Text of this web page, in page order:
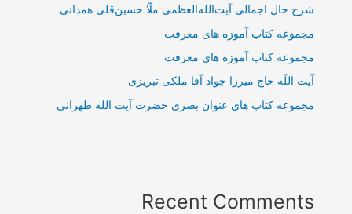
شرح حال اجمالی آیت‌الله‌العظمی ملّا حسین‌قلی همدانی
مجموعه کتاب آموزه های معرفت
مجموعه کتاب آموزه های معرفت
آیت اللَه حاج میرزا جواد آقا ملکی تبریزی
مجموعه کتاب های عنوان بصری حضرت آیت الله طهرانی
Recent Comments